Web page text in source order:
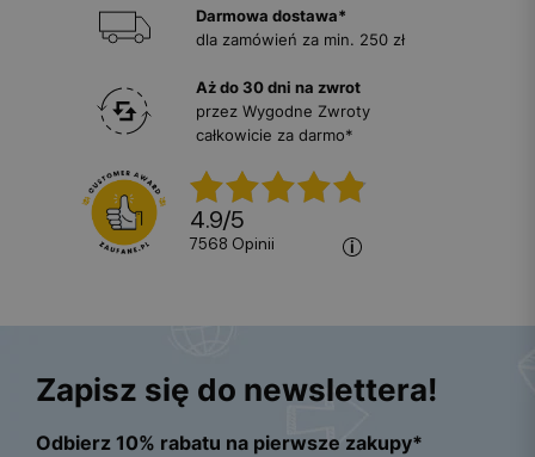
Darmowa dostawa*
dla zamówień za min. 250 zł
Aż do 30 dni na zwrot
przez Wygodne Zwroty
całkowicie za darmo*
4.9/5
7568 opinii
Zapisz się do newslettera!
Odbierz 10% rabatu na pierwsze zakupy*